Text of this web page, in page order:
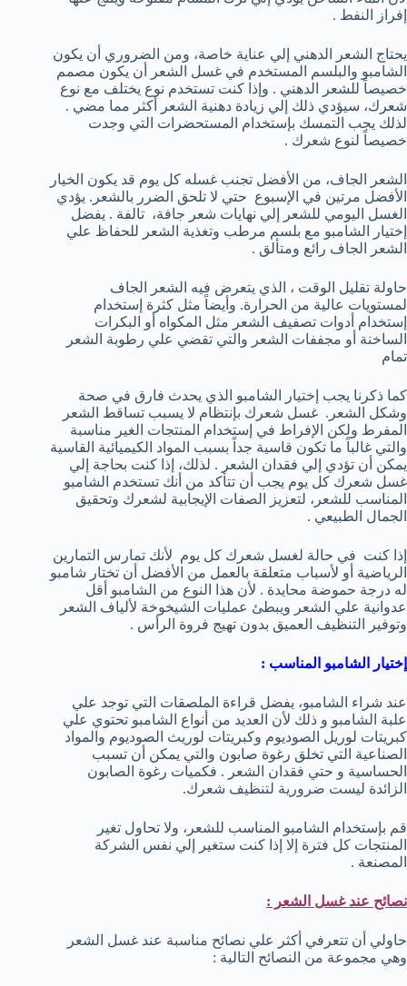
إفراز النفط .
يحتاج الشعر الدهني إلي عناية خاصة، ومن الضروري أن يكون
الشامبو والبلسم المستخدم في غسل الشعر أن يكون مصمم
خصيصاً للشعر الدهني . وإذا كنت تستخدم نوع يختلف مع نوع
شعرك، سيؤدي ذلك إلي زيادة دهنية الشعر أكثر مما مضي .
لذلك يجب التمسك بإستخدام المستحضرات التي وجدت
خصيصاً لنوع شعرك .
الشعر الجاف، من الأفضل تجنب غسله كل يوم قد يكون الخيار
الأفضل مرتين في الإسبوع حتي لا تلحق الضرر بالشعر. يؤدي
الغسل اليومي للشعر إلي نهايات شعر جافة، تالفة . يفضل
إختيار الشامبو مع بلسم مرطب وتغذية الشعر للحفاظ علي
الشعر الجاف رائع ومتألق .
حاولة تقليل الوقت ، الذي يتعرض فيه الشعر الجاف
لمستويات عالية من الحرارة. وأيضاً مثل كثرة إستخدام
إستخدام أدوات تصفيف الشعر مثل المكواه أو البكرات
الساخنة أو مجففات الشعر والتي تقضي علي رطوبة الشعر
تمام
كما ذكرنا يجب إختيار الشامبو الذي يحدث فارق في صحة
وشكل الشعر. غسل شعرك بإنتظام لا يسبب تساقط الشعر
المفرط ولكن الإفراط في إستخدام المنتجات الغير مناسبة
والتي غالباً ما تكون قاسية جداً بسبب المواد الكيميائية القاسية
يمكن أن تؤدي إلي فقدان الشعر . لذلك، إذا كنت بحاجة إلي
غسل شعرك كل يوم يجب أن تتأكد من أنك تستخدم الشامبو
المناسب للشعر، لتعزيز الصفات الإيجابية لشعرك وتحقيق
الجمال الطبيعي .
إذا كنت في حالة لغسل شعرك كل يوم لأنك تمارس التمارين
الرياضية أو لأسباب متعلقة بالعمل من الأفضل أن تختار شامبو
له درجة حموضة محايدة . لأن هذا النوع من الشامبو أقل
عدوانية علي الشعر ويبطئ عمليات الشيخوخة لألياف الشعر
وتوفير التنظيف العميق بدون تهيج فروة الرأس .
إختيار الشامبو المناسب :
عند شراء الشامبو، يفضل قراءة الملصقات التي توجد علي
علبة الشامبو و ذلك لأن العديد من أنواع الشامبو تحتوي علي
كبريتات لوريل الصوديوم وكبريتات لوريث الصوديوم والمواد
الصناعية التي تخلق رغوة صابون والتي يمكن أن تسبب
الحساسية و حتي فقدان الشعر . فكميات رغوة الصابون
الزائدة ليست ضرورية لتنظيف شعرك.
قم بإستخدام الشامبو المناسب للشعر، ولا تحاول تغير
المنتجات كل فترة إلا إذا كنت ستغير إلي نفس الشركة
المصنعة .
نصائح عند غسل الشعر :
حاولي أن تتعرفي أكثر علي نصائح مناسبة عند غسل الشعر
وهي مجموعة من النصائح التالية :